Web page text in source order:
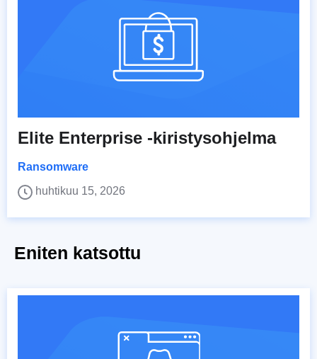
Elite Enterprise -kiristysohjelma
Ransomware
huhtikuu 15, 2026
Eniten katsottu